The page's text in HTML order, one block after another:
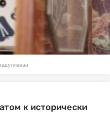
к исторически